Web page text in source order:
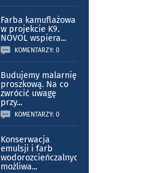
Farba kamuflażowa
w projekcie K9.
NOVOL wspiera...
KOMENTARZY: 0
Budujemy malarnię
proszkową. Na co
zwrócić uwagę
przy...
KOMENTARZY: 0
Konserwacja
emulsji i farb
wodorozcieńczalnych
możliwa...